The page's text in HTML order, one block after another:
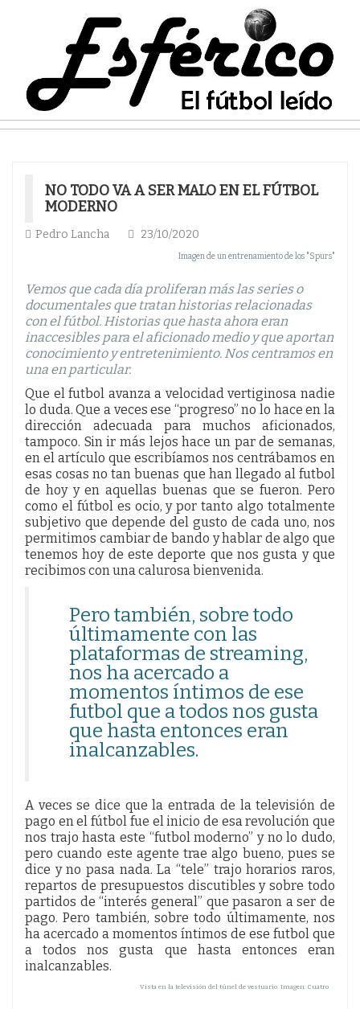
NO TODO VA A SER MALO EN EL FÚTBOL
MODERNO
Pedro Lancha 23/10/2020
Imagen de un entrenamiento de los "Spurs"
Vemos que cada día proliferan más las series o
documentales que tratan historias relacionadas
con el fútbol. Historias que hasta ahora eran
inaccesibles para el aficionado medio y que aportan
conocimiento y entretenimiento. Nos centramos en
una en particular.
Que el futbol avanza a velocidad vertiginosa nadie
lo duda. Que a veces ese “progreso” no lo hace en la
dirección adecuada para muchos aficionados,
tampoco. Sin ir más lejos hace un par de semanas,
en el artículo que escribíamos nos centrábamos en
esas cosas no tan buenas que han llegado al futbol
de hoy y en aquellas buenas que se fueron. Pero
como el fútbol es ocio, y por tanto algo totalmente
subjetivo que depende del gusto de cada uno, nos
permitimos cambiar de bando y hablar de algo que
tenemos hoy de este deporte que nos gusta y que
recibimos con una calurosa bienvenida.
Pero también, sobre todo
últimamente con las
plataformas de streaming,
nos ha acercado a
momentos íntimos de ese
futbol que a todos nos gusta
que hasta entonces eran
inalcanzables.
A veces se dice que la entrada de la televisión de
pago en el fútbol fue el inicio de esa revolución que
nos trajo hasta este “futbol moderno” y no lo dudo,
pero cuando este agente trae algo bueno, pues se
dice y no pasa nada. La “tele” trajo horarios raros,
repartos de presupuestos discutibles y sobre todo
partidos de “interés general” que pasaron a ser de
pago. Pero también, sobre todo últimamente, nos
ha acercado a momentos íntimos de ese futbol que
a todos nos gusta que hasta entonces eran
inalcanzables.
Vista en la televisión del túnel de vestuario. Imagen: Cuatro